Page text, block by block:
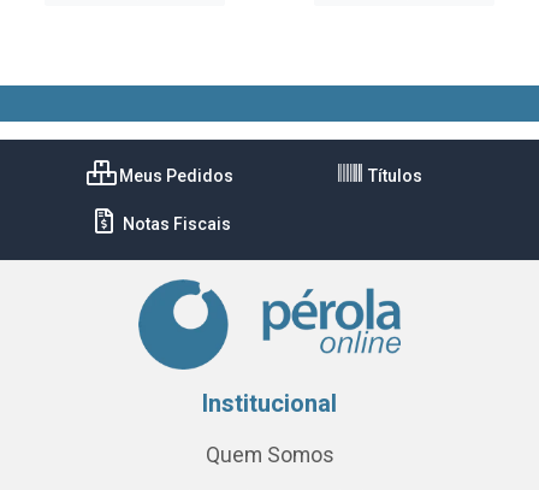
Meus Pedidos Títulos
Notas Fiscais
Institucional
Quem Somos